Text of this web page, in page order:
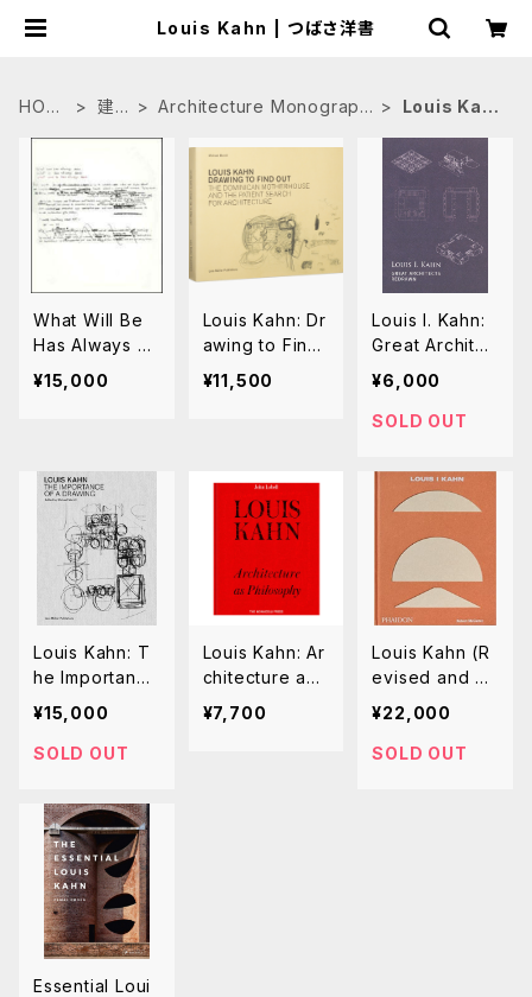
Louis Kahn | つばさ洋書
HOM
建
Architecture Monograph
Louis Kah
What Will Be
Has Always B
een~the Word
s of Louis I. K
¥15,000
Louis Kahn: Dr
awing to Find
Out The Domi
nican Motherh
¥11,500
Louis I. Kahn:
Great Architec
ts Redrawn
¥6,000
SOLD OUT
Louis Kahn: T
he Importance
of a Drawing
¥15,000
SOLD OUT
Louis Kahn: Ar
chitecture as
Philosophy
¥7,700
Louis Kahn (R
evised and Ex
panded Editio
¥22,000
SOLD OUT
Essential Loui